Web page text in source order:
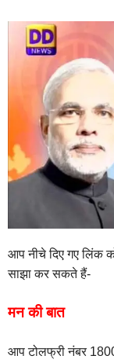
आप नीचे दिए गए लिंक
साझा कर सकते हैं-
मन की बात
आप टोलफ्री नंबर